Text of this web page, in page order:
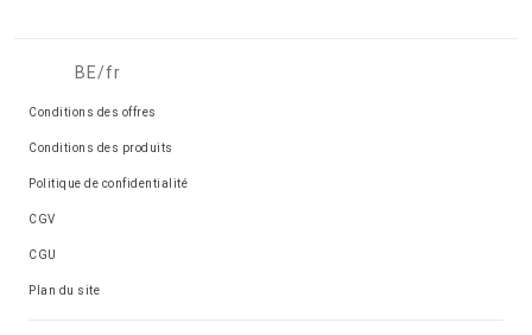
BE/fr
Conditions des offres
Conditions des produits
Politique de confidentialité
CGV
CGU
Plan du site